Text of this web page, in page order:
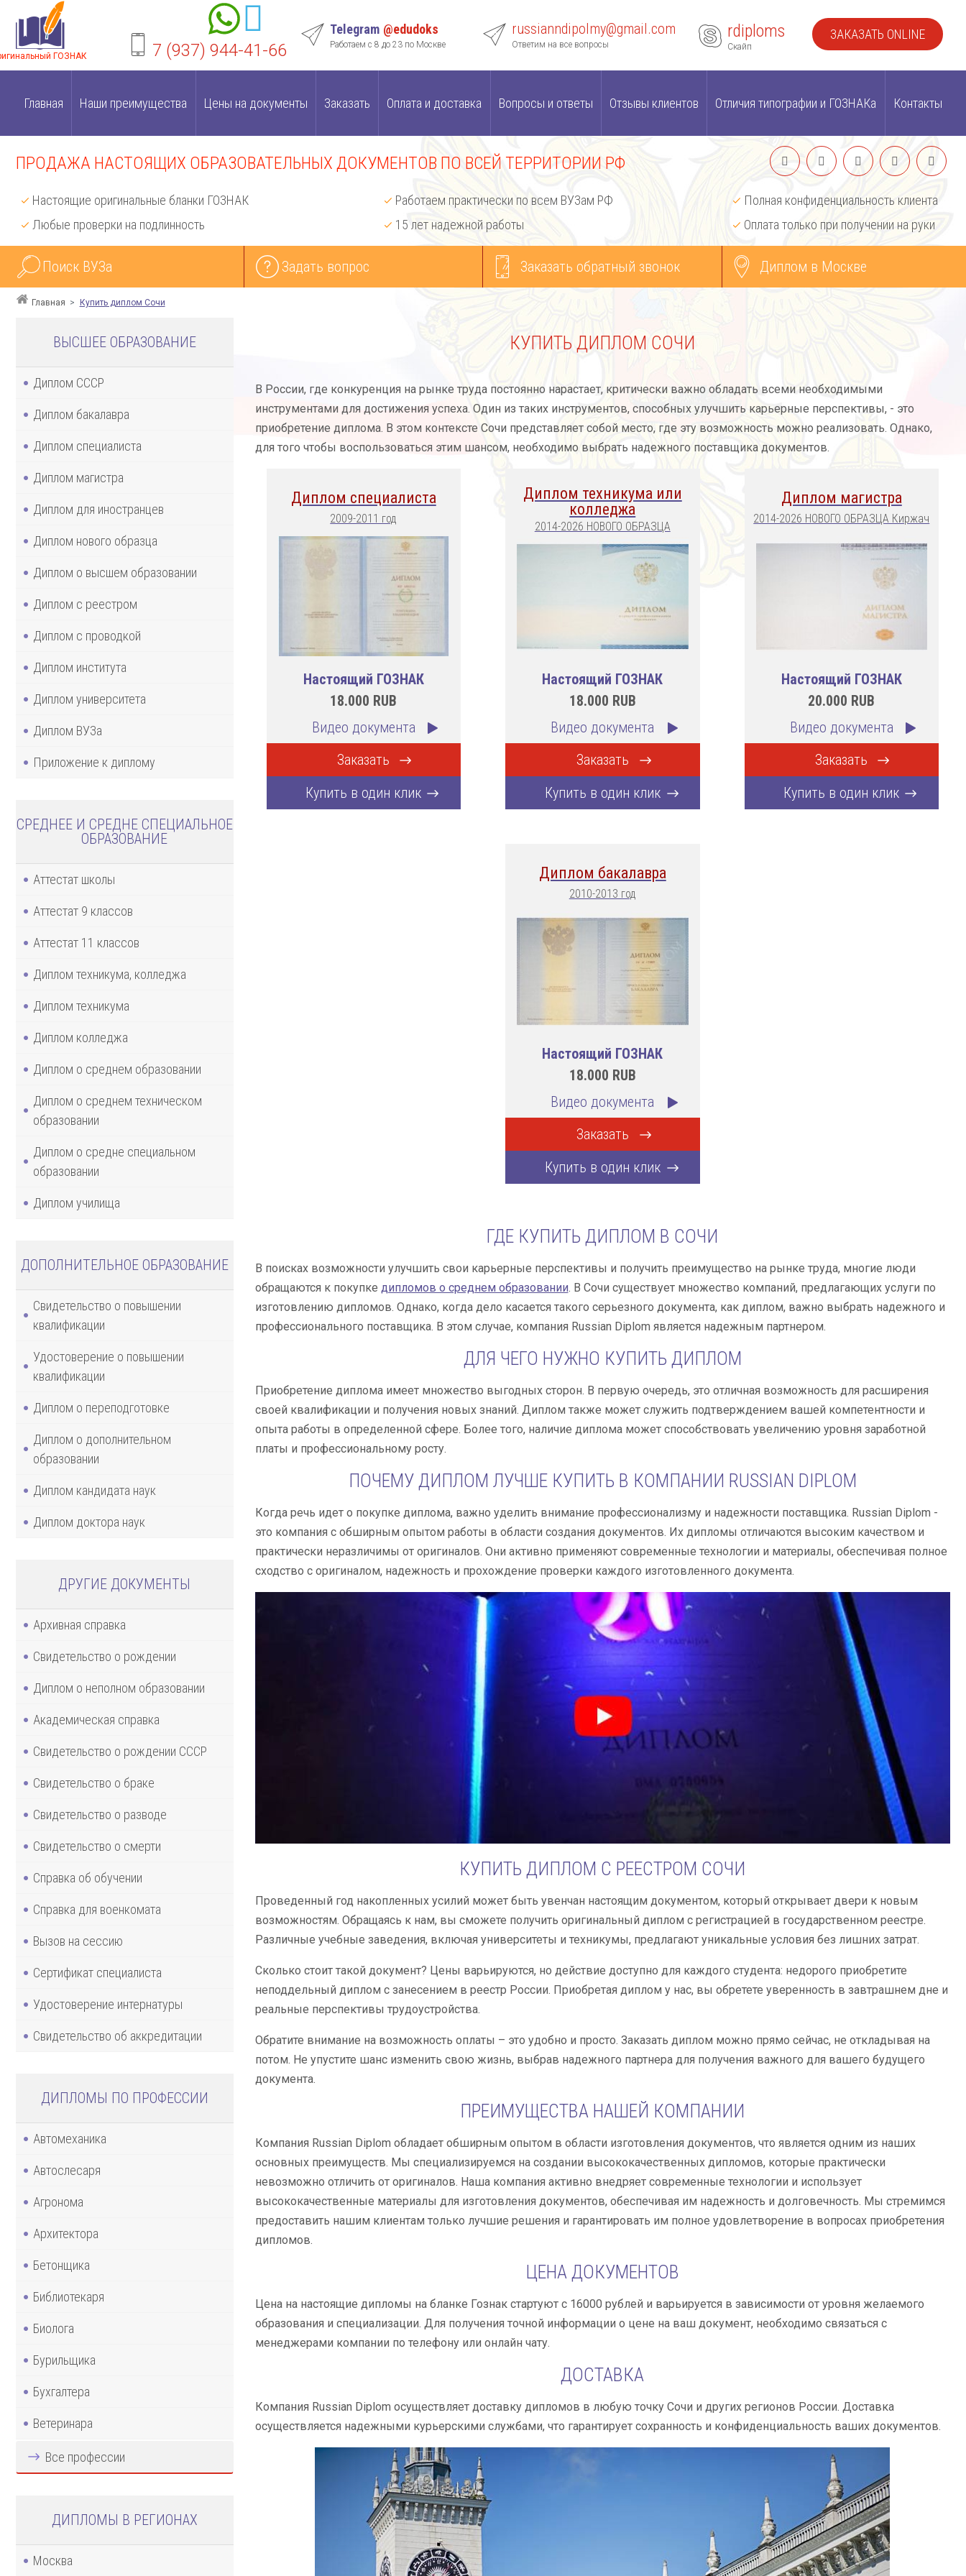
ГОЗНАК 7 (937) 944-41-66
Telegram @edudoks
Работаем с 8 до 23 по Москве
russianndipolmy@gmail.com
Ответим на все вопросы
rdiploms
Скайп
ЗАКАЗАТЬ ONLINE
Главная Наши преимущества Цены на документы Заказать Оплата и доставка Вопросы и ответы Отзывы клиентов Отличия типографии и ГОЗНАКа Контакты
ПРОДАЖА НАСТОЯЩИХ ОБРАЗОВАТЕЛЬНЫХ ДОКУМЕНТОВ ПО ВСЕЙ ТЕРРИТОРИИ РФ
Настоящие оригинальные бланки ГОЗНАК
Любые проверки на подлинность
Работаем практически по всем ВУЗам РФ
15 лет надежной работы
Полная конфиденциальность клиента
Оплата только при получении на руки
Поиск ВУЗа Задать вопрос Заказать обратный звонок Диплом в Москве
Главная Купить диплом Сочи
ВЫСШЕЕ ОБРАЗОВАНИЕ
Диплом СССР
Диплом бакалавра
Диплом специалиста
Диплом магистра
Диплом для иностранцев
Диплом нового образца
Диплом о высшем образовании
Диплом с реестром
Диплом с проводкой
Диплом института
Диплом университета
Диплом ВУЗа
Приложение к диплому
СРЕДНЕЕ И СРЕДНЕ СПЕЦИАЛЬНОЕ
ОБРАЗОВАНИЕ
Аттестат школы
Аттестат 9 классов
Аттестат 11 классов
Диплом техникума, колледжа
Диплом техникума
Диплом колледжа
Диплом о среднем образовании
Диплом о среднем техническом
образовании
Диплом о средне специальном
образовании
Диплом училища
ДОПОЛНИТЕЛЬНОЕ ОБРАЗОВАНИЕ
Свидетельство о повышении
квалификации
Удостоверение о повышении
квалификации
Диплом о переподготовке
Диплом о дополнительном
образовании
Диплом кандидата наук
Диплом доктора наук
ДРУГИЕ ДОКУМЕНТЫ
Архивная справка
Свидетельство о рождении
Диплом о неполном образовании
Академическая справка
Свидетельство о рождении СССР
Свидетельство о браке
Свидетельство о разводе
Свидетельство о смерти
Справка об обучении
Справка для военкомата
Вызов на сессию
Сертификат специалиста
Удостоверение интернатуры
Свидетельство об аккредитации
ДИПЛОМЫ ПО ПРОФЕССИИ
Автомеханика
Автослесаря
Агронома
Архитектора
Бетонщика
Библиотекаря
Биолога
Бурильщика
Бухгалтера
Ветеринара
Все профессии
ДИПЛОМЫ В РЕГИОНАХ
Москва
КУПИТЬ ДИПЛОМ СОЧИ
В России, где конкуренция на рынке труда постоянно нарастает, критически важно обладать всеми необходимыми
инструментами для достижения успеха. Один из таких инструментов, способных улучшить карьерные перспективы, - это
приобретение диплома. В этом контексте Сочи представляет собой место, где эту возможность можно реализовать. Однако,
для того чтобы воспользоваться этим шансом, необходимо выбрать надежного поставщика документов.
Диплом специалиста
2009-2011 год
Настоящий ГОЗНАК
18.000 RUB
Видео документа
Заказать
Купить в один клик
Диплом техникума или
колледжа
2014-2026 НОВОГО ОБРАЗЦА
Настоящий ГОЗНАК
18.000 RUB
Видео документа
Заказать
Купить в один клик
Диплом магистра
2014-2026 НОВОГО ОБРАЗЦА Киржач
Настоящий ГОЗНАК
20.000 RUB
Видео документа
Заказать
Купить в один клик
Диплом бакалавра
2010-2013 год
Настоящий ГОЗНАК
18.000 RUB
Видео документа
Заказать
Купить в один клик
ГДЕ КУПИТЬ ДИПЛОМ В СОЧИ
В поисках возможности улучшить свои карьерные перспективы и получить преимущество на рынке труда, многие люди
обращаются к покупке дипломов о среднем образовании. В Сочи существует множество компаний, предлагающих услуги по
изготовлению дипломов. Однако, когда дело касается такого серьезного документа, как диплом, важно выбрать надежного и
профессионального поставщика. В этом случае, компания Russian Diplom является надежным партнером.
ДЛЯ ЧЕГО НУЖНО КУПИТЬ ДИПЛОМ
Приобретение диплома имеет множество выгодных сторон. В первую очередь, это отличная возможность для расширения
своей квалификации и получения новых знаний. Диплом также может служить подтверждением вашей компетентности и
опыта работы в определенной сфере. Более того, наличие диплома может способствовать увеличению уровня заработной
платы и профессиональному росту.
ПОЧЕМУ ДИПЛОМ ЛУЧШЕ КУПИТЬ В КОМПАНИИ RUSSIAN DIPLOM
Когда речь идет о покупке диплома, важно уделить внимание профессионализму и надежности поставщика. Russian Diplom -
это компания с обширным опытом работы в области создания документов. Их дипломы отличаются высоким качеством и
практически неразличимы от оригиналов. Они активно применяют современные технологии и материалы, обеспечивая полное
сходство с оригиналом, надежность и прохождение проверки каждого изготовленного документа.
КУПИТЬ ДИПЛОМ С РЕЕСТРОМ СОЧИ
Проведенный год накопленных усилий может быть увенчан настоящим документом, который открывает двери к новым
возможностям. Обращаясь к нам, вы сможете получить оригинальный диплом с регистрацией в государственном реестре.
Различные учебные заведения, включая университеты и техникумы, предлагают уникальные условия без лишних затрат.
Сколько стоит такой документ? Цены варьируются, но действие доступно для каждого студента: недорого приобретите
неподдельный диплом с занесением в реестр России. Приобретая диплом у нас, вы обретете уверенность в завтрашнем дне и
реальные перспективы трудоустройства.
Обратите внимание на возможность оплаты – это удобно и просто. Заказать диплом можно прямо сейчас, не откладывая на
потом. Не упустите шанс изменить свою жизнь, выбрав надежного партнера для получения важного для вашего будущего
документа.
ПРЕИМУЩЕСТВА НАШЕЙ КОМПАНИИ
Компания Russian Diplom обладает обширным опытом в области изготовления документов, что является одним из наших
основных преимуществ. Мы специализируемся на создании высококачественных дипломов, которые практически
невозможно отличить от оригиналов. Наша компания активно внедряет современные технологии и использует
высококачественные материалы для изготовления документов, обеспечивая им надежность и долговечность. Мы стремимся
предоставить нашим клиентам только лучшие решения и гарантировать им полное удовлетворение в вопросах приобретения
дипломов.
ЦЕНА ДОКУМЕНТОВ
Цена на настоящие дипломы на бланке Гознак стартуют с 16000 рублей и варьируется в зависимости от уровня желаемого
образования и специализации. Для получения точной информации о цене на ваш документ, необходимо связаться с
менеджерами компании по телефону или онлайн чату.
ДОСТАВКА
Компания Russian Diplom осуществляет доставку дипломов в любую точку Сочи и других регионов России. Доставка
осуществляется надежными курьерскими службами, что гарантирует сохранность и конфиденциальность ваших документов.